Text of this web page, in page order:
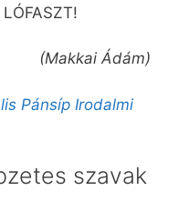
(Makkai Ádám)
Pánsíp Irodalmi
szavak